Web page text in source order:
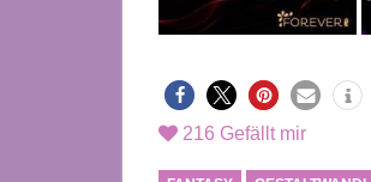
216 Gefällt mir